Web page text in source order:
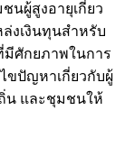
นผู้สูงอายุเกี่ยว
งเงินทุนสำหรับ
มีศักยภาพในการ
ขปัญหาเกี่ยวกับผู้
น และชุมชนให้